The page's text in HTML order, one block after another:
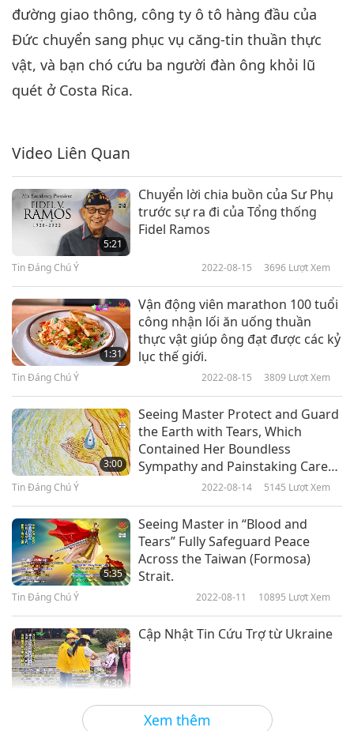
1:00:51
Tin Đáng Chú Ý 2021-10-06 2823 Lượt Xem
Tin Đáng Chú Ý
8
59:15
Tin Đáng Chú Ý
Tin Đáng Chú Ý 2021-10-08 2551 Lượt Xem
9
1:02:29
Tin Đáng Chú Ý
Tin Đáng Chú Ý 2021-10-09 2886 Lượt Xem
10
1:02:52
Tin Đáng Chú Ý
Tin Đáng Chú Ý 2021-10-10 3004 Lượt Xem
11
1:04:58
Tin Đáng Chú Ý
Tin Đáng Chú Ý 2021-10-11 2745 Lượt Xem
1:04:56
Tin Đáng Chú Ý
2021-10-12 2898
đường giao thông, công ty ô tô hàng đầu của
Đức chuyển sang phục vụ căng-tin thuần thực
vật, và bạn chó cứu ba người đàn ông khỏi lũ
quét ở Costa Rica.
Xem thêm
Video Liên Quan
5:21
Chuyển lời chia buồn của Sư Phụ
trước sự ra đi của Tổng thống
Fidel Ramos
Tin Đáng Chú Ý 2022-08-15 3696 Lượt Xem
1:31
Vận động viên marathon 100 tuổi
công nhận lối ăn uống thuần
thực vật giúp ông đạt được các kỷ
lục thế giới.
Tin Đáng Chú Ý 2022-08-15 3809 Lượt Xem
3:00
Seeing Master Protect and Guard
the Earth with Tears, Which
Contained Her Boundless
Sympathy and Painstaking Care
for All Beings
Tin Đáng Chú Ý 2022-08-14 5145 Lượt Xem
5:35
Seeing Master in “Blood and
Tears” Fully Safeguard Peace
Across the Taiwan (Formosa)
Strait.
Tin Đáng Chú Ý 2022-08-11 10895 Lượt Xem
4:30
Cập Nhật Tin Cứu Trợ từ Ukraine
2022-08-11 4031